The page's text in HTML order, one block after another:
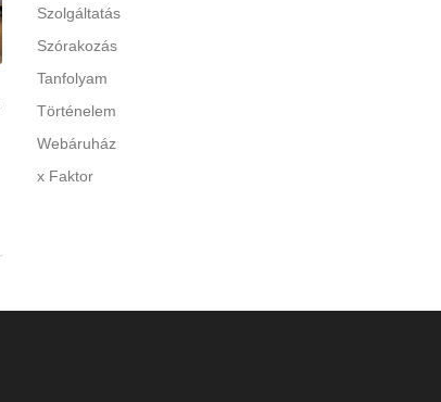
Szolgáltatás
Szórakozás
Tanfolyam
Történelem
Webáruház
x Faktor